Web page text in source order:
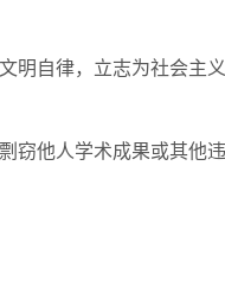
明自律，立志为社会主
窃他人学术成果或其他